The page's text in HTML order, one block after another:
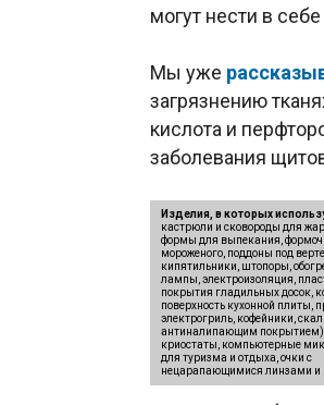
могут нести в
Мы уже
загрязнению
кислота и
заболевания
Изделия, в которых
кастрюли и сковороды для
формы для выпекания,
мороженого, поддоны под
кипятильники, штопоры,
лампы, электроизоляция,
покрытия гладильных досок,
поверхность кухонной плиты,
электрогриль, кофейники,
антиналипающим покрытием),
криостаты, компьютерные
для туризма и отдыха, очки с
нецарапающимися линзами и